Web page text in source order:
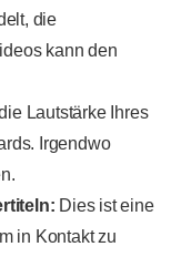
die
kann den
Lautstärke Ihres
Irgendwo
Dies ist eine
in Kontakt zu